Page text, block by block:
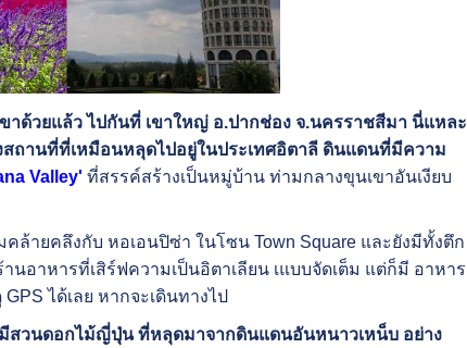
ด้วยแล้ว ไปกันที่ เขาใหญ่ อ.ปากช่อง จ.นครราชสีมา นี่แหละ
สถานที่ที่เหมือนหลุดไปอยู่ในประเทศอิตาลี ดินแดนที่มีความ
Valley'ที่สรรค์สร้างเป็นหมู่บ้าน ท่ามกลางขุนเขาอันเงียบ
ล้ายคลึงกับ หอเอนปิซ่า ในโซน Town Square และยังมีทั้งตึก
นอาหารที่เสิร์ฟความเป็นอิตาเลียน เแบบจัดเต็ม แต่ก็มี อาหาร
ได้เลย หากจะเดินทางไป
สวนดอกไม้ญี่ปุ่น ที่หลุดมาจากดินแดนอันหนาวเหน็บ อย่าง